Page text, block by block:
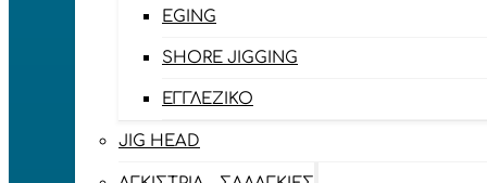
EGING
SHORE JIGGING
ΕΓΓΛΈΖΙΚΟ
JIG HEAD